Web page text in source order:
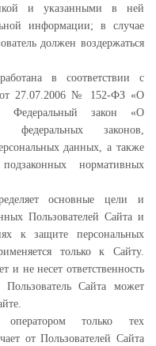
и указанными в ней
информации; в случае
должен воздержаться
в соответствии с
от 27.07.2006 № 152-ФЗ «О
Федеральный закон «О
законов,
данных, а также
нормативных
основные цели и
Пользователей Сайта и
к защите персональных
только к Сайту.
и не несет ответственность
Сайта может
оператором только тех
от Пользователей Сайта